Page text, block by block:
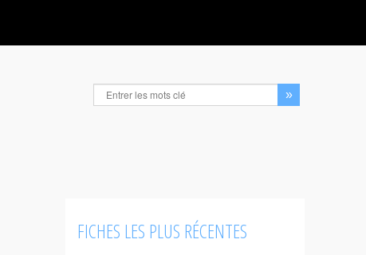
FICHES LES PLUS RÉCENTES